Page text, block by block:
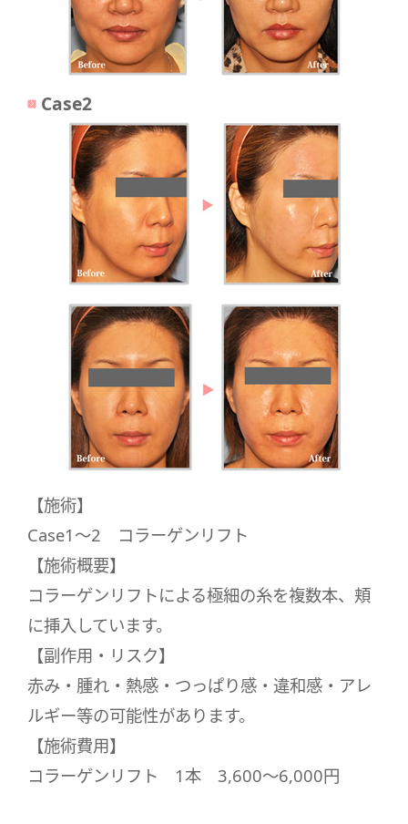
Case2
【施術】
Case1～2 コラーゲンリフト
【施術概要】
コラーゲンリフトによる極細の糸を複数本、頬
に挿入しています。
【副作用・リスク】
赤み・腫れ・熱感・つっぱり感・違和感・アレ
ルギー等の可能性があります。
【施術費用】
コラーゲンリフト 1本 3,600～6,000円